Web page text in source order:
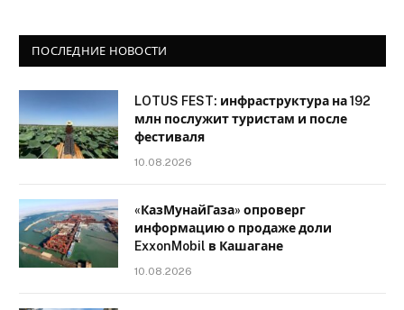
ПОСЛЕДНИЕ НОВОСТИ
LOTUS FEST: инфраструктура на 192
млн послужит туристам и после
фестиваля
10.08.2026
«КазМунайГаза» опроверг
информацию о продаже доли
ExxonMobil в Кашагане
10.08.2026